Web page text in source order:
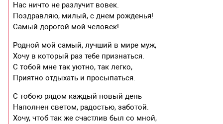
Нас ничто не разлучит вовек.
Поздравляю, милый, с днем рожденья!
Самый дорогой мой человек!
Родной мой самый, лучший в мире муж,
Хочу в который раз тебе признаться.
С тобой мне так уютно, так легко,
Приятно отдыхать и просыпаться.
С тобою рядом каждый новый день
Наполнен светом, радостью, заботой.
Хочу, чтоб так же счастлив был со мной,